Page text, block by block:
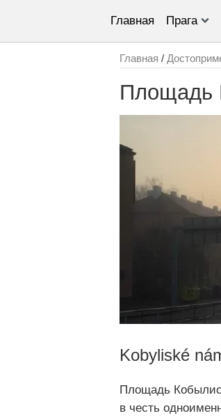
Главная Прага
Главная /
Площадь
Kobyliské
Площадь
в честь